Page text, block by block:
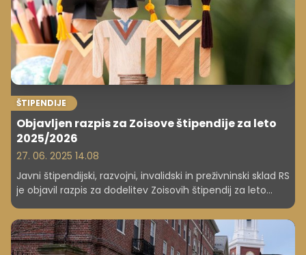
ŠTIPENDIJE
Objavljen razpis za Zoisove štipendije za leto
2025/2026
27. 06. 2025 14.08
Javni štipendijski, razvojni, invalidski in preživninski sklad RS
je objavil razpis za dodelitev Zoisovih štipendij za leto
oddaji vlog za nadaljnje prejemanje Zoisove štipendije.
Rok za oddajo vlog za dodelitev štipendij je za dijake 30.
september, za študente 30. oktober.